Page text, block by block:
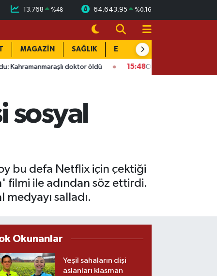
13.768 %48 64.643,95 %0.16
MAGAZİN SAĞLIK EĞİTİM
doktor öldü 15:48Onikişubat’ta ücretsiz üniversite
sosyal
bu defa Netflix için çektiği
filmi ile adından söz ettirdi.
salladı.
Okunanlar
Yeşil sahaların dişi
aslanları klasman